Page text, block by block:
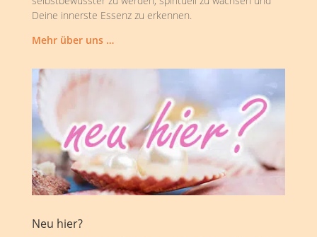
Deine innerste Essenz zu erkennen.
Mehr über uns …
Neu hier?